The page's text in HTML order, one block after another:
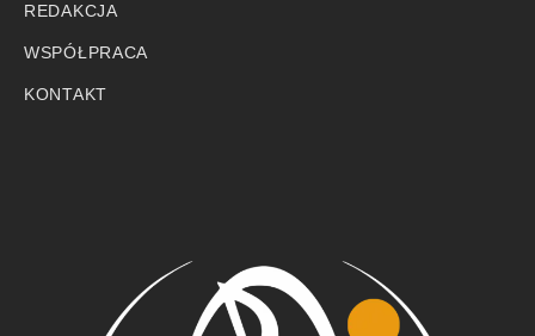
REDAKCJA
WSPÓŁPRACA
KONTAKT